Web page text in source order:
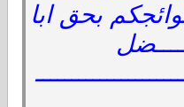
بحق ابا